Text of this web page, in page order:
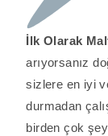
İlk Olarak
arıyorsanız
sizlere en iyi
durmadan
birden çok